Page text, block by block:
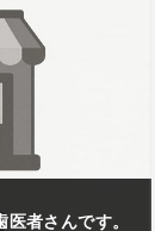
者さんです。